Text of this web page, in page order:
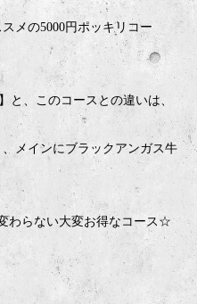
メの5000円ポッキリコー
と、このコースとの違いは、
メインにブラックアンガス牛
わらない大変お得なコース☆